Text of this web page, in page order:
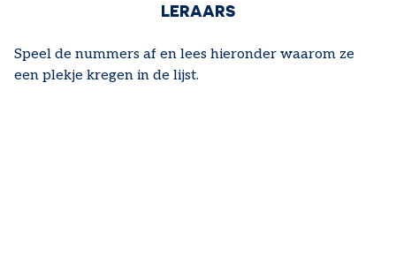
LERAARS
Speel de nummers af en lees hieronder waarom ze
een plekje kregen in de lijst.